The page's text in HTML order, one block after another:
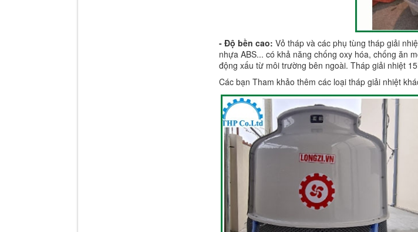
- Độ bền cao: Vỏ tháp và các phụ tùng tháp giải
nhựa ABS... có khả năng chống oxy hóa, chống ăn
động xấu từ môi trường bên ngoài. Tháp giải nhiệt
Các bạn Tham khảo thêm các loại tháp giải nhiệt